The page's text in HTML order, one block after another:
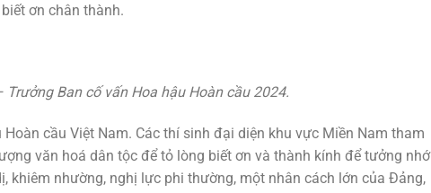
ơn chân thành.
Ban cố vấn Hoa hậu Hoàn cầu 2024.
cầu Việt Nam. Các thí sinh đại diện khu vực Miền Nam tham
văn hoá dân tộc để tỏ lòng biết ơn và thành kính để tưởng nhớ
khiêm nhường, nghị lực phi thường, một nhân cách lớn của Đảng,